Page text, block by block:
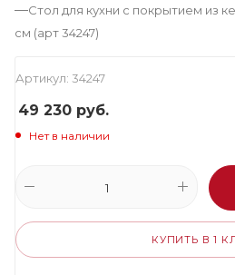
—Стол для кухни с покрытием из
см (арт 34247)
Артикул: 34247
49 230 руб.
Нет в наличии
КУПИТЬ В 1